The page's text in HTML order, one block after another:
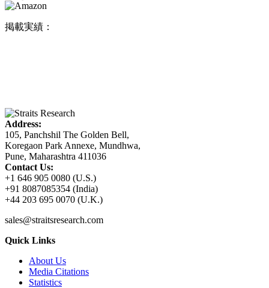
掲載実績：
Address:
105, Panchshil The Golden Bell,
Koregaon Park Annexe, Mundhwa,
Pune, Maharashtra 411036
Contact Us:
+1 646 905 0080 (U.S.)
+91 8087085354 (India)
+44 203 695 0070 (U.K.)
sales@straitsresearch.com
Quick Links
About Us
Media Citations
Statistics